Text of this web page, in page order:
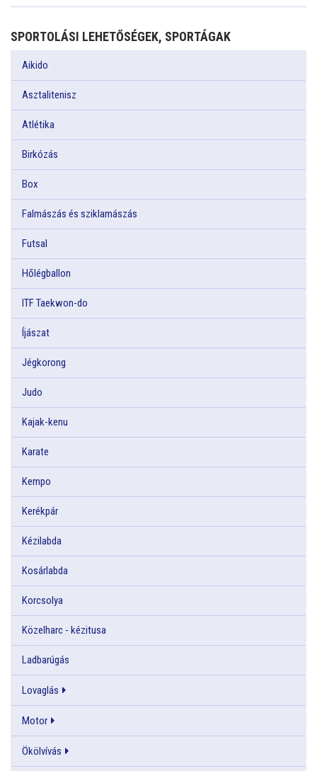
SPORTOLÁSI LEHETŐSÉGEK, SPORTÁGAK
Aikido
Asztalitenisz
Atlétika
Birkózás
Box
Falmászás és sziklamászás
Futsal
Hőlégballon
ITF Taekwon-do
Íjászat
Jégkorong
Judo
Kajak-kenu
Karate
Kempo
Kerékpár
Kézilabda
Kosárlabda
Korcsolya
Közelharc - kézitusa
Ladbarúgás
Lovaglás
Motor
Ökölvívás